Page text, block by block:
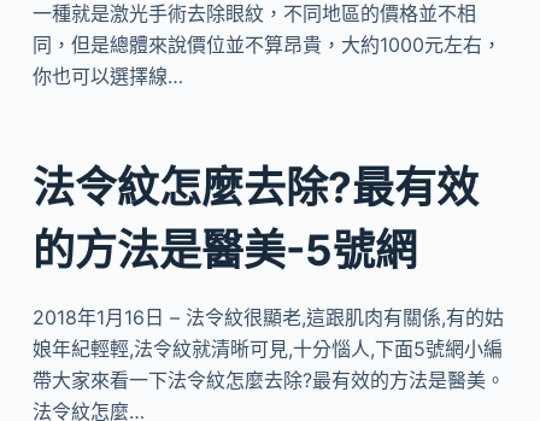
一種就是激光手術去除眼紋，不同地區的價格並不相
同，但是總體來說價位並不算昂貴，大約1000元左右，
你也可以選擇線…
法令紋怎麼去除?最有效
的方法是醫美-5號網
2018年1月16日 – 法令紋很顯老,這跟肌肉有關係,有的姑
娘年紀輕輕,法令紋就清晰可見,十分惱人,下面5號網小編
帶大家來看一下法令紋怎麼去除?最有效的方法是醫美。
法令紋怎麼…